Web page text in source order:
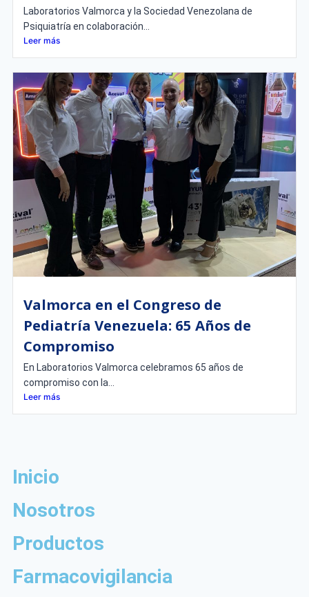
Laboratorios Valmorca y la Sociedad Venezolana de
Psiquiatría en colaboración...
Leer más
Valmorca en el Congreso de
Pediatría Venezuela: 65 Años de
Compromiso
En Laboratorios Valmorca celebramos 65 años de
compromiso con la...
Leer más
Inicio
Nosotros
Productos
Farmacovigilancia